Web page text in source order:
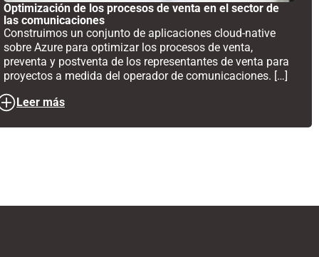
Optimización de los procesos de venta en el sector de
las comunicaciones
Construimos un conjunto de aplicaciones cloud-native
sobre Azure para optimizar los procesos de venta,
preventa y postventa de los representantes de venta para
proyectos a medida del operador de comunicaciones. […]
Leer más